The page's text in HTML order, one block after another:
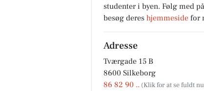
studenter i byen. Følg med
besøg deres hjemmeside for
Adresse
Tværgade 15 B
8600 Silkeborg
86 82 90 ..